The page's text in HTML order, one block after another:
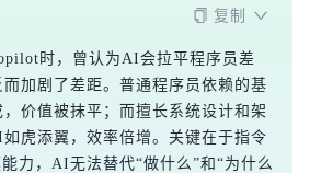
复制
时，曾认为AI会拉平程序员差
加剧了差距。普通程序员依赖的基
价值被抹平；而擅长系统设计和架
虎添翼，效率倍增。关键在于指令
力，AI无法替代“做什么”和“为什么